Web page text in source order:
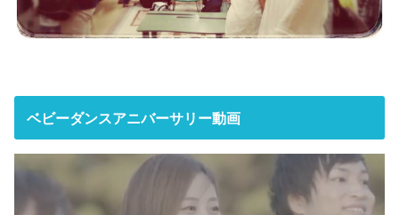
ベビーダンスアニバーサリー動画